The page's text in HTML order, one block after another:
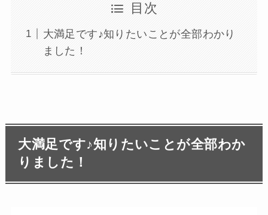
目次
大満足です♪知りたいことが全部わかり
ました！
大満足です♪知りたいことが全部わか
りました！